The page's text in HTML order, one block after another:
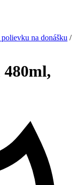
na donášku /